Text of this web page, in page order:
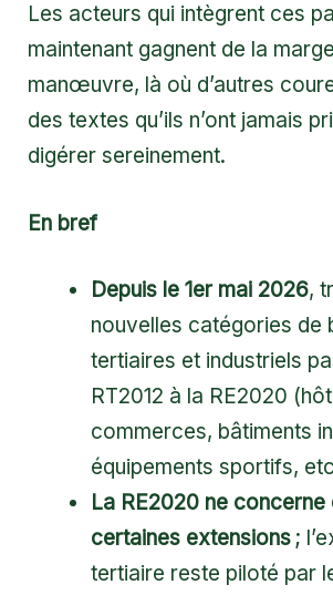
Les acteurs qui intègrent ces
maintenant gagnent de la
manœuvre, là où d’autres
des textes qu’ils n’ont jamais
digérer sereinement.
En bref
Depuis le 1er mai 2026,
nouvelles catégories de
tertiaires et industriels
RT2012 à la RE2020
commerces, bâtiments
équipements sportifs,
La RE2020 ne concerne
certaines extensions ;
tertiaire reste piloté par